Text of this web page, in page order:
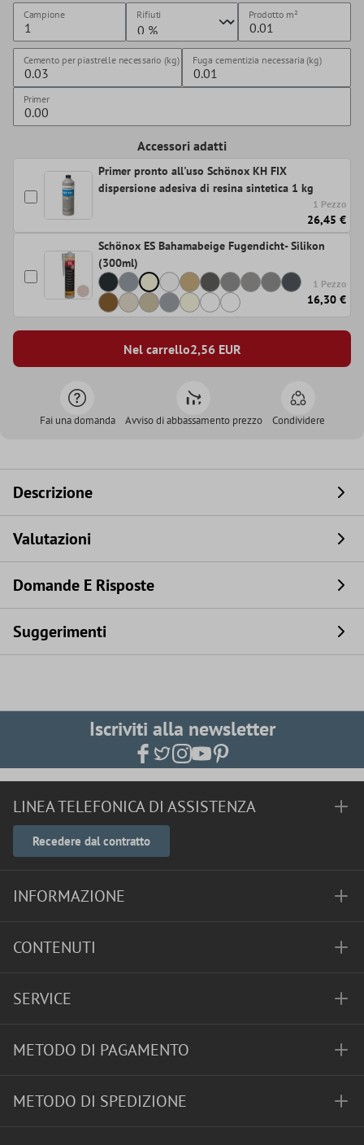
Campione Rifiuti Prodotto m²
Cemento per piastrelle necessario (kg) Fuga cementizia necessaria (kg)
Primer
Accessori adatti
Primer pronto all'uso Schönox KH FIX
dispersione adesiva di resina sintetica 1 kg
1 Pezzo
26,45 €
Schönox ES Bahamabeige Fugendicht- Silikon
(300ml)
1 Pezzo
16,30 €
Nel carrello2,56EUR
Fai una domanda Avviso di abbassamento prezzo Condividere
Descrizione
Valutazioni
Domande E Risposte
Suggerimenti
Iscriviti alla newsletter
LINEA TELEFONICA DI ASSISTENZA
Recedere dal contratto
INFORMAZIONE
CONTENUTI
SERVICE
METODO DI PAGAMENTO
METODO DI SPEDIZIONE